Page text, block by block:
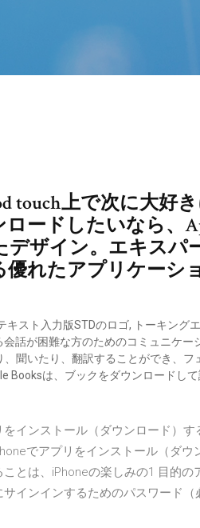
touch上で次に大好
ードしたいなら、
デザイン。エキスパ
優れたアプリケーシ
キスト入力版STDのロゴ, トーキング
話が困難な方のためのコミュニケ
聞いたり、翻訳することができ、
Booksは、ブックをダウンロードし
インストール（ダウンロード）す
でアプリをインストール（ダ
ことは、iPhoneの楽しみの1 目的
インインするためのパスワード